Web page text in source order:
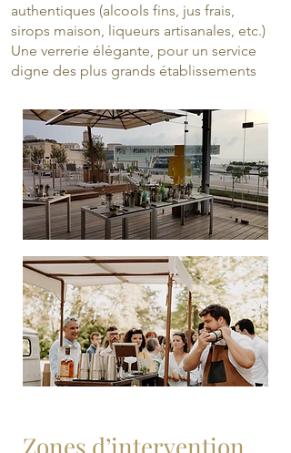
authentiques (alcools fins, jus frais,
sirops maison, liqueurs artisanales, etc.)
Une verrerie élégante, pour un service
digne des plus grands établissements
Zones d’intervention